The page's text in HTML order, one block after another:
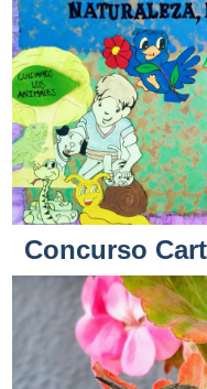
Concurso